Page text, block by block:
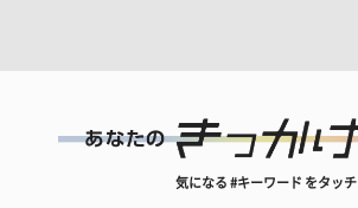
気になる #キーワード をタッチ